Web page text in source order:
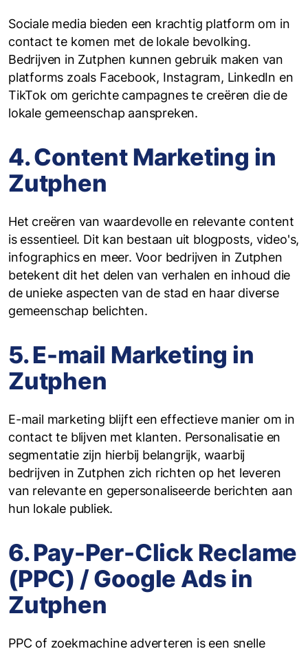
Sociale media bieden een krachtig platform om in
contact te komen met de lokale bevolking.
Bedrijven in Zutphen kunnen gebruik maken van
platforms zoals Facebook, Instagram, LinkedIn en
TikTok om gerichte campagnes te creëren die de
lokale gemeenschap aanspreken.
4. Content Marketing in
Zutphen
Het creëren van waardevolle en relevante content
is essentieel. Dit kan bestaan uit blogposts, video's,
infographics en meer. Voor bedrijven in Zutphen
betekent dit het delen van verhalen en inhoud die
de unieke aspecten van de stad en haar diverse
gemeenschap belichten.
5. E-mail Marketing in
Zutphen
E-mail marketing blijft een effectieve manier om in
contact te blijven met klanten. Personalisatie en
segmentatie zijn hierbij belangrijk, waarbij
bedrijven in Zutphen zich richten op het leveren
van relevante en gepersonaliseerde berichten aan
hun lokale publiek.
6. Pay-Per-Click Reclame
(PPC) / Google Ads in
Zutphen
PPC of zoekmachine adverteren is een snelle